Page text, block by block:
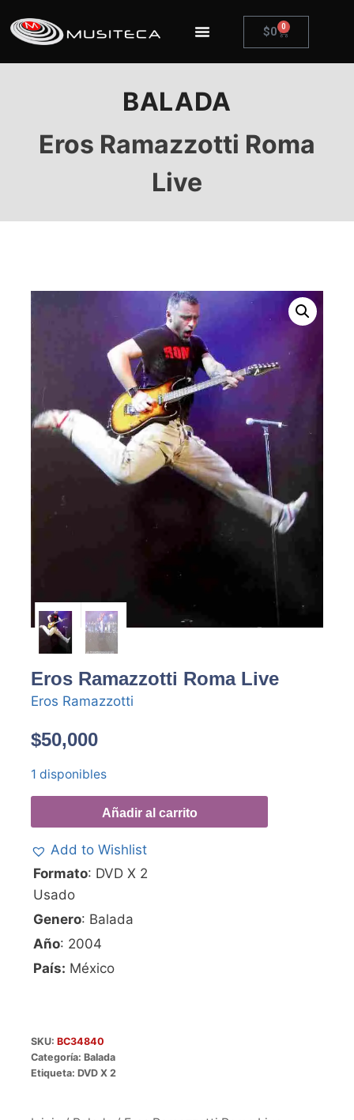
$0 0
BALADA
Eros Ramazzotti Roma
Live
Eros Ramazzotti Roma Live
Eros Ramazzotti
$50,000
1 disponibles
Añadir al carrito
Add to Wishlist
Formato: DVD X 2
Usado
Genero: Balada
Año: 2004
País: México
SKU: BC34840
Categoría: Balada
Etiqueta: DVD X 2